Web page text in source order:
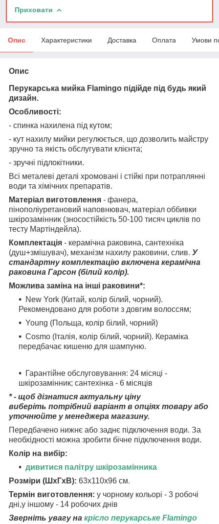
Приховати
Опис Характеристики Доставка Оплата Умови
Опис
Перукарська мийка Flamingo підійде під будь який
дизайн.
Особливості:
- спинка нахилена під кутом;
- кут нахилу мийки регулюється, що дозволить майстру
зручно та якість обслугувати клієнта;
- зручні підлокітники.
Всі металеві деталі хромовані і стійкі при потраплянні
води та хімічних препаратів.
Матеріал виготовлення - фанера,
пінополіуретановий наповнювач, матеріал оббивки
шкірозамінник (зносостійкість 50-100 тисяч циклів по
тесту Мартіндейла).
Комплектація - керамічна раковина, сантехніка
(душ+змішувач), механізм нахилу раковини, слив. У
стандартну комплектацію включена керамічна
раковина Гарсон (білий колір).
Можлива заміна на інші раковини*:
New York (Китай, колір білий, чорний).
Рекомендовано для роботи з довгим волоссям;
Young (Польща, колір білий, чорний)
Cosmo (Італія, колір білий, чорний). Кераміка
передбачає кишеню для шампуню.
Гарантійне обслуговування: 24 місяці -
шкірозамінник; сантехінка - 6 місяців
* - щоб дізнатися актуальну ціну
виберіть потрібний варіант в опціях товару або
уточнюйте у менеджера магазину.
Передбачено нижнє або заднє підключення води. За
необхідності можна зробити бічне підключення води.
Колір на вибір:
дивитися палітру шкірозамінника
Розміри (ШхГхВ): 63х110х96 см.
Термін виготовлення: у чорному кольорі - 3 робочі
дні,у іншому - 14 робочих днів
Зверніть увагу на крісло перукарське Flamingo